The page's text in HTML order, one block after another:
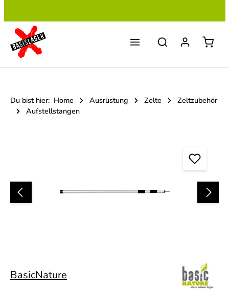
Du bist hier: Home Ausrüstung Zelte
Zeltzubehör
Aufstellstangen
BasicNature